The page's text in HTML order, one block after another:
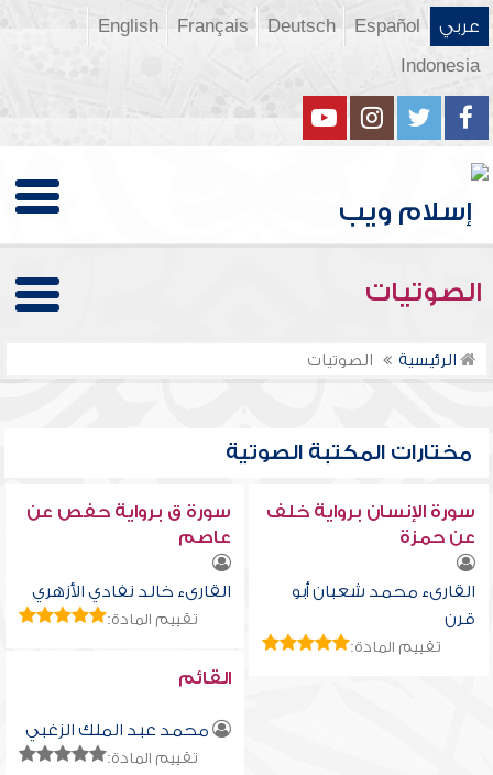
عربي Español
Deutsch
Français
English
Indonesia
الصوتيات
الرئيسية الصوتيات
مختارات المكتبة الصوتية
سورة الإنسان برواية خلف
عن حمزة
القارىء محمد شعبان أبو
قرن
تقييم المادة:
سورة ق برواية حفص عن
عاصم
القارىء خالد نفادي الأزهري
تقييم المادة:
القائم
محمد عبد الملك الزغبي
تقييم المادة: